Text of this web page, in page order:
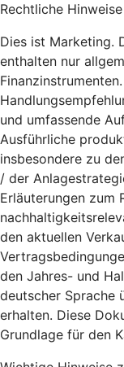
Rechtliche
Dies ist Marketing.
enthalten nur
und umfassende
Ausführliche
insbesondere zu
/ der
Erläuterungen zum
den aktuellen
den Jahres- und
deutscher Sprache
erhalten. Diese
Grundlage für den